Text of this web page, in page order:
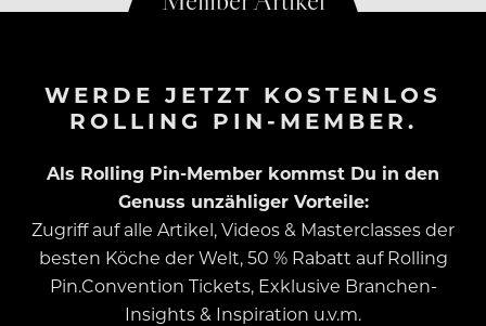
WERDE JETZT KOSTENLOS
ROLLING PIN-MEMBER.
Als Rolling Pin-Member kommst Du in den
Genuss unzähliger Vorteile:
Zugriff auf alle Artikel, Videos & Masterclasses der
besten Köche der Welt, 50 % Rabatt auf Rolling
Pin.Convention Tickets, Exklusive Branchen-
Insights & Inspiration u.v.m.